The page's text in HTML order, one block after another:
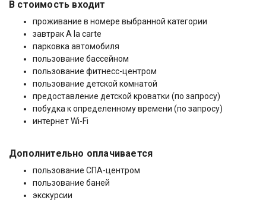
В стоимость входит
проживание в номере выбранной категории
завтрак A la carte
парковка автомобиля
пользование бассейном
пользование фитнесс-центром
пользование детской комнатой
предоставление детской кроватки (по запросу)
побудка к определенному времени (по запросу)
интернет Wi-Fi
Дополнительно оплачивается
пользование СПА-центром
пользование баней
экскурсии